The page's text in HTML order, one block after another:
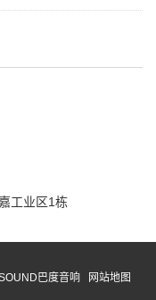
工业区1栋
巴度音响 网站地图